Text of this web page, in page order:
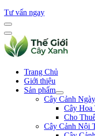
Tư vấn ngay
Trang Chủ
Giới thiệu
Sản phẩm
Cây Cảnh
Cây Hoa
Cho
Cây Cảnh Nội